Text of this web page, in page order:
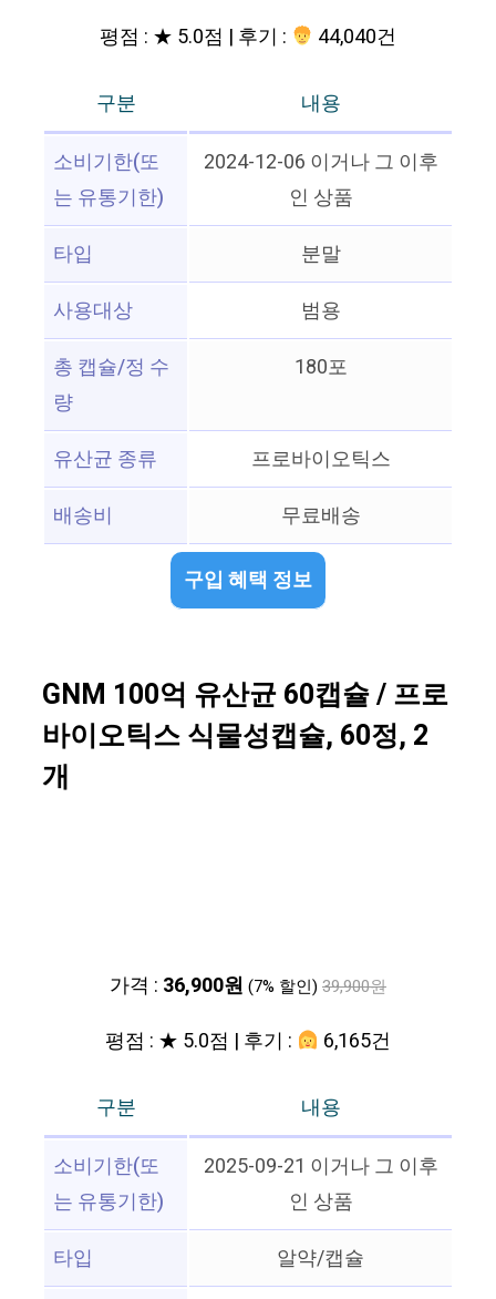
평점 : ★ 5.0점 | 후기 : 44,040건
구분
내용
소비기한(또
는 유통기한)
2024-12-06 이거나 그 이후
인 상품
타입
분말
사용대상
범용
총 캡슐/정 수
량
180포
유산균 종류
프로바이오틱스
배송비
무료배송
구입 혜택 정보
GNM 100억 유산균 60캡슐 / 프로
바이오틱스 식물성캡슐, 60정, 2
개
가격 : 36,900원 (7% 할인) 39,900원
평점 : ★ 5.0점 | 후기 : 6,165건
구분
내용
소비기한(또
는 유통기한)
2025-09-21 이거나 그 이후
인 상품
타입
알약/캡슐